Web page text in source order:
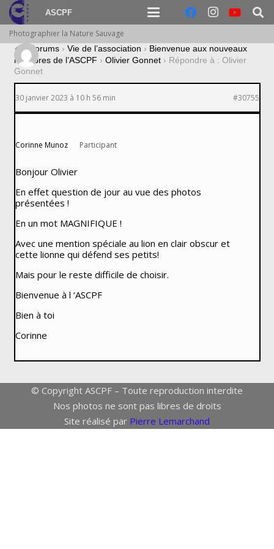
ASCPF
Photographier la Nature Sauvage
› Forums › Vie de l’association › Bienvenue aux nouveaux
membres de l’ASCPF › Olivier Gonnet › Répondre à : Olivier
Gonnet
30 janvier 2023 à 10 h 56 min #30755
Corinne Munoz Participant
Bonjour Olivier
En effet question de jour au vue des photos
présentées !
En un mot MAGNIFIQUE !
Avec une mention spéciale au lion en clair obscur et
cette lionne qui défend ses petits!
Mais pour le reste difficile de choisir.
Bienvenue à l ‘ASCPF
Bien à toi
Corinne
© Copyright ASCPF – Toute reproduction interdite
Nos photos ne sont pas libres de droits
Site réalisé par Pierre Lemarchand